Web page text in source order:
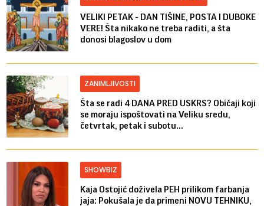
VELIKI PETAK - DAN TIŠINE, POSTA I DUBOKE
VERE! Šta nikako ne treba raditi, a šta
donosi blagoslov u dom
ZANIMLJIVOSTI
Šta se radi 4 DANA PRED USKRS? Običaji koji
se moraju ispoštovati na Veliku sredu,
četvrtak, petak i subotu...
SHOWBIZ
Kaja Ostojić doživela PEH prilikom farbanja
jaja: Pokušala je da primeni NOVU TEHNIKU,